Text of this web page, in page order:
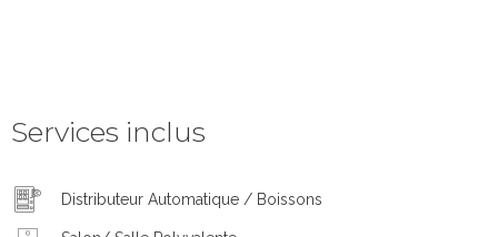
Services inclus
Distributeur Automatique / Boissons